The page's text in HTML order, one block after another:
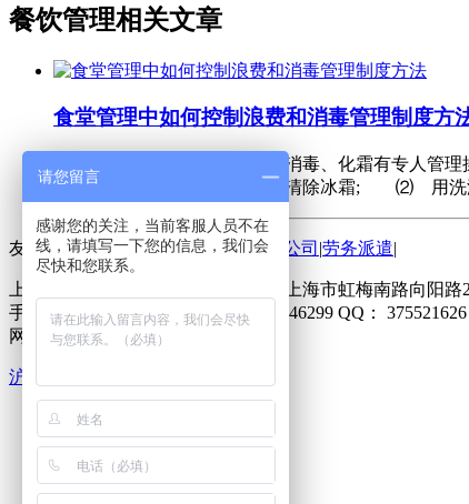
餐饮管理相关文章
食堂管理中如何控制浪费和消毒管理制度方
食堂管理总汇一、冰箱卫生、消毒、化霜有专人管
下： ⑴ 进行彻底化霜，清除冰霜; ⑵ 用洗洁
友情链接： 劳务外包公司 人力外包公司 |劳务派遣|
上海曈轩餐饮管理有限公司 上海市虹梅南路向阳路
手机：136 8194 6299 微信：13681946299 QQ： 375521626
网站地图 （ XML/TXT
沪ICP备19007836号-1
请您留言
感谢您的关注，当前客服人员不在
线，请填写一下您的信息，我们会
尽快和您联系。